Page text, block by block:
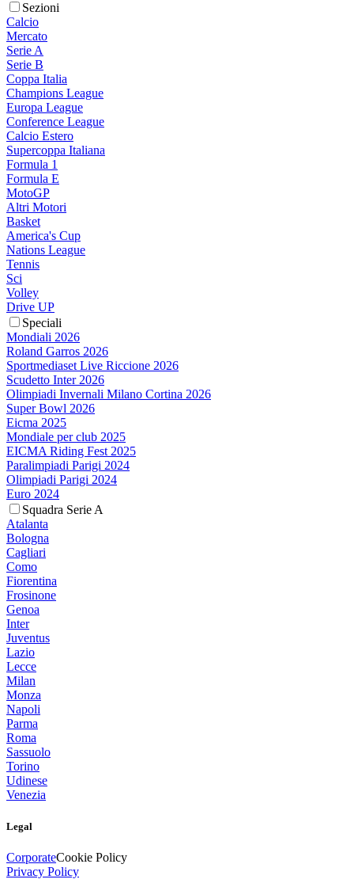
Sezioni
Calcio
Mercato
Serie A
Serie B
Coppa Italia
Champions League
Europa League
Conference League
Calcio Estero
Supercoppa Italiana
Formula 1
Formula E
MotoGP
Altri Motori
Basket
America's Cup
Nations League
Tennis
Sci
Volley
Drive UP
Speciali
Mondiali 2026
Roland Garros 2026
Sportmediaset Live Riccione 2026
Scudetto Inter 2026
Olimpiadi Invernali Milano Cortina 2026
Super Bowl 2026
Eicma 2025
Mondiale per club 2025
EICMA Riding Fest 2025
Paralimpiadi Parigi 2024
Olimpiadi Parigi 2024
Euro 2024
Squadra Serie A
Atalanta
Bologna
Cagliari
Como
Fiorentina
Frosinone
Genoa
Inter
Juventus
Lazio
Lecce
Milan
Monza
Napoli
Parma
Roma
Sassuolo
Torino
Udinese
Venezia
Legal
CorporateCookie Policy
Privacy Policy